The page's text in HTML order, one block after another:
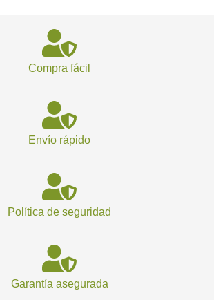
Compra fácil
Envío rápido
Política de seguridad
Garantía asegurada